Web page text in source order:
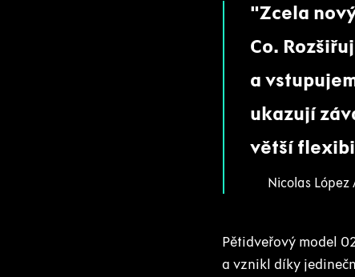
Zcela
Co.
a
ukazují
větší
Nicolas
Pětidveřový model
a vznikl díky